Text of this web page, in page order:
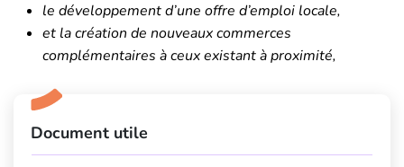
le développement d’une offre d’emploi locale,
et la création de nouveaux commerces
complémentaires à ceux existant à proximité,
Informations complémentaires
Document utile